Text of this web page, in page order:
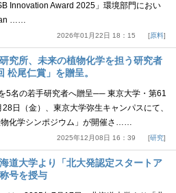
Innovation Award 2025」環境部門におい
……
2026年01月22日 18：15 原料
究所、未来の植物化学を担う研究者
松尾仁賞」を贈呈。
5名の若手研究者へ贈呈── 東京大学・第61
日（金）、東京大学弥生キャンパスにて、
化学シンポジウム」が開催さ……
2025年12月08日 16：39 研究
道大学より「北大発認定スタートア
号を授与